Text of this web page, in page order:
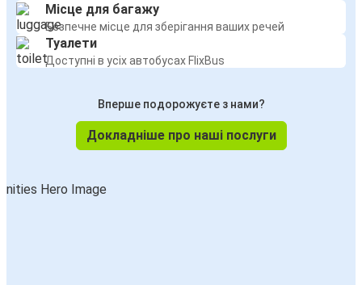
Місце для багажу
Безпечне місце для зберігання ваших речей
Туалети
Доступні в усіх автобусах FlixBus
Вперше подорожуєте з нами?
Докладніше про наші послуги